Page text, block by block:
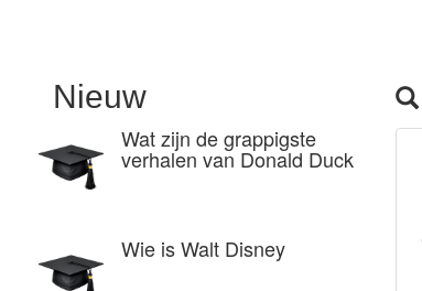
Nieuw
Wat zijn de grappigste
verhalen van Donald Duck
Wie is Walt Disney